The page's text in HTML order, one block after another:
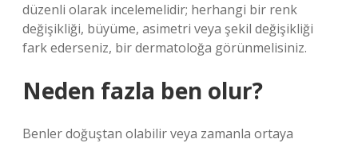
düzenli olarak incelemelidir; herhangi bir renk
değişikliği, büyüme, asimetri veya şekil değişikliği
fark ederseniz, bir dermatoloğa görünmelisiniz.
Neden fazla ben olur?
Benler doğuştan olabilir veya zamanla ortaya